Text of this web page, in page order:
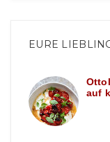
EURE
auf